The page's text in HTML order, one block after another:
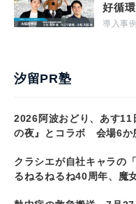
好循環
導入事
汐留PR塾
2026阿波おどり、あす
の夜』とコラボ 会場6か
クラシエが自社キャラの
るねるねるね40周年、魔